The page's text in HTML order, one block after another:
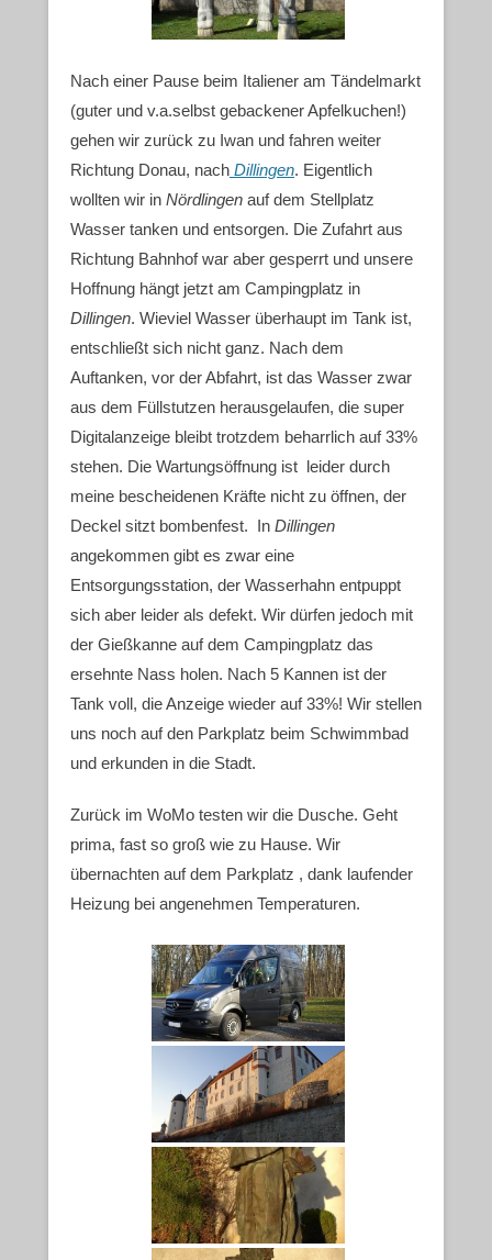
Nach einer Pause beim Italiener am Tändelmarkt
(guter und v.a.selbst gebackener Apfelkuchen!)
gehen wir zurück zu Iwan und fahren weiter
Richtung Donau, nach Dillingen. Eigentlich
wollten wir in Nördlingen auf dem Stellplatz
Wasser tanken und entsorgen. Die Zufahrt aus
Richtung Bahnhof war aber gesperrt und unsere
Hoffnung hängt jetzt am Campingplatz in
Dillingen. Wieviel Wasser überhaupt im Tank ist,
entschließt sich nicht ganz. Nach dem
Auftanken, vor der Abfahrt, ist das Wasser zwar
aus dem Füllstutzen herausgelaufen, die super
Digitalanzeige bleibt trotzdem beharrlich auf 33%
stehen. Die Wartungsöffnung ist leider durch
meine bescheidenen Kräfte nicht zu öffnen, der
Deckel sitzt bombenfest. In Dillingen
angekommen gibt es zwar eine
Entsorgungsstation, der Wasserhahn entpuppt
sich aber leider als defekt. Wir dürfen jedoch mit
der Gießkanne auf dem Campingplatz das
ersehnte Nass holen. Nach 5 Kannen ist der
Tank voll, die Anzeige wieder auf 33%! Wir stellen
uns noch auf den Parkplatz beim Schwimmbad
und erkunden in die Stadt.
Zurück im WoMo testen wir die Dusche. Geht
prima, fast so groß wie zu Hause. Wir
übernachten auf dem Parkplatz , dank laufender
Heizung bei angenehmen Temperaturen.